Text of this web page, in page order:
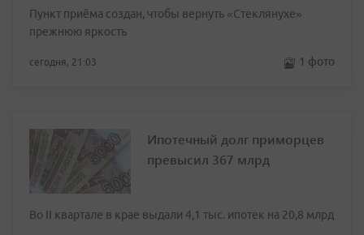
Пункт приёма создан, чтобы вернуть «Стеклянухе»
прежнюю яркость
сегодня, 21:03 1 фото
Ипотечный долг приморцев
превысил 367 млрд
Во II квартале в крае выдали 4,1 тыс. ипотек на 20,8 млрд